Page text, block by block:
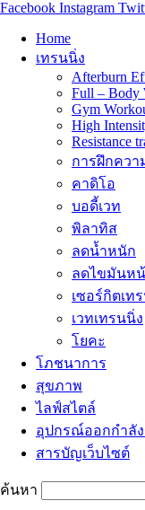
Facebook Instagram
Home
เทรนนิ่ง
Afterburn
Full – Body
Gym
High
Resistance
การฝึกควา
คาดิโอ
บอดี้เวท
พิลาทิส
ลดน้ำหนัก
ลดไขมันห
เซอร์กิตเท
เวทเทรนนิ่ง
โยคะ
โภชนาการ
สุขภาพ
ไลฟ์สไตล์
อุปกรณ์ออกกำลัง
สารบัญเว็บไซต์
ค้นหา